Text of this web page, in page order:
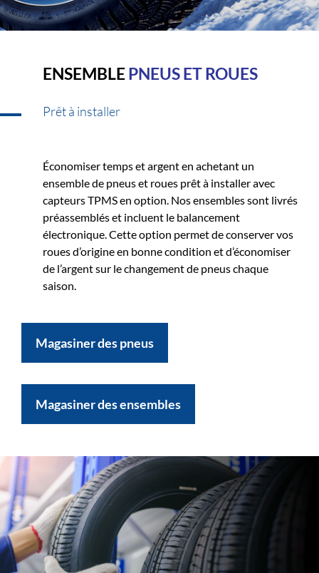
ENSEMBLEPNEUS ET ROUES
Prêt à installer
Économiser temps et argent en achetant un
ensemble de pneus et roues prêt à installer avec
capteurs TPMS en option. Nos ensembles sont livrés
préassemblés et incluent le balancement
électronique. Cette option permet de conserver vos
roues d’origine en bonne condition et d’économiser
de l’argent sur le changement de pneus chaque
saison.
Magasiner des pneus
Magasiner des ensembles